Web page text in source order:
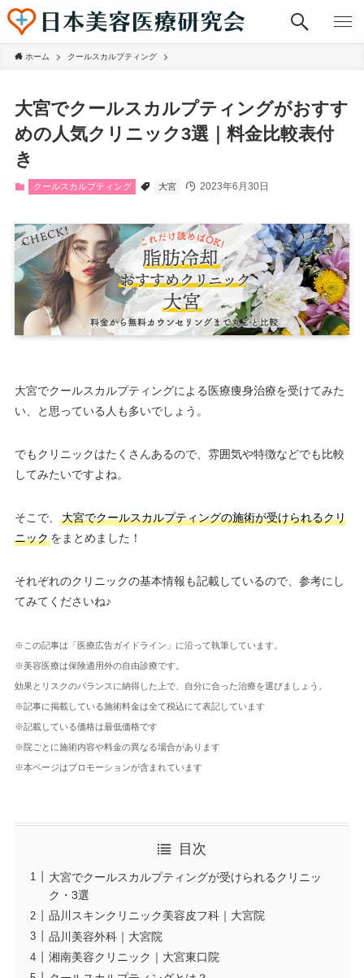
ホーム クールスカルプティング
大宮でクールスカルプティングがおすす
めの人気クリニック3選｜料金比較表付
き
クールスカルプティング 大宮 2023年6月30日
大宮でクールスカルプティングによる医療痩身治療を受けてみた
い、と思っている人も多いでしょう。
でもクリニックはたくさんあるので、雰囲気や特徴などでも比較
してみたいですよね。
そこで、
大宮でクールスカルプティングの施術が受けられるクリ
ニックをまとめました！
それぞれのクリニックの基本情報も記載しているので、参考にし
てみてくださいね♪
※この記事は「医療広告ガイドライン」に沿って執筆しています。
※美容医療は保険適用外の自由診療です。
効果とリスクのバランスに納得した上で、自分に合った治療を選びましょう。
※記事に掲載している施術料金は全て税込にて表記しています
※記載している価格は最低価格です
※院ごとに施術内容や料金の異なる場合があります
※本ページはプロモーションが含まれています
目次
大宮でクールスカルプティングが受けられるクリニッ
ク・3選
品川スキンクリニック美容皮フ科｜大宮院
品川美容外科｜大宮院
湘南美容クリニック｜大宮東口院